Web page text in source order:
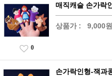
매직캐슬 손가락
상품가 : 9,000원
0
손가락인형-잭과